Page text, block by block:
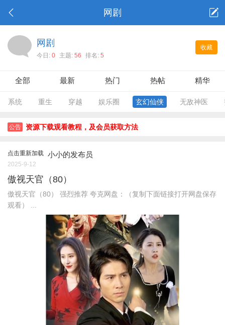
网剧
收藏
网剧
今日: 0 主题: 56 排名: 5
全部 最新 热门 热帖 精华
系统 重生 穿越 娱乐圈 玄幻仙侠 无敌神医
公告 资源下载观看教程，及会员获取方法
点击重新加载 小小的发布员
2025-9-12
傲视天官（80）
傲视天官（80） 强烈推荐 夸克网盘：（复制下面链接打开网盘保存
观看） ...